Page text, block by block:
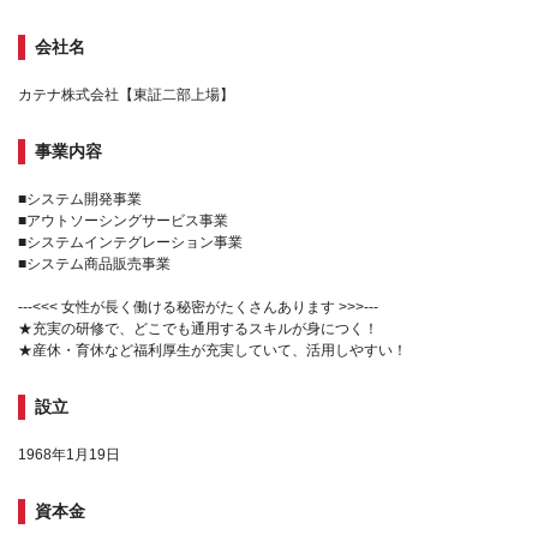
会社名
カテナ株式会社【東証二部上場】
事業内容
■システム開発事業
■アウトソーシングサービス事業
■システムインテグレーション事業
■システム商品販売事業
---<<< 女性が長く働ける秘密がたくさんあります >>>---
★充実の研修で、どこでも通用するスキルが身につく！
★産休・育休など福利厚生が充実していて、活用しやすい！
設立
1968年1月19日
資本金